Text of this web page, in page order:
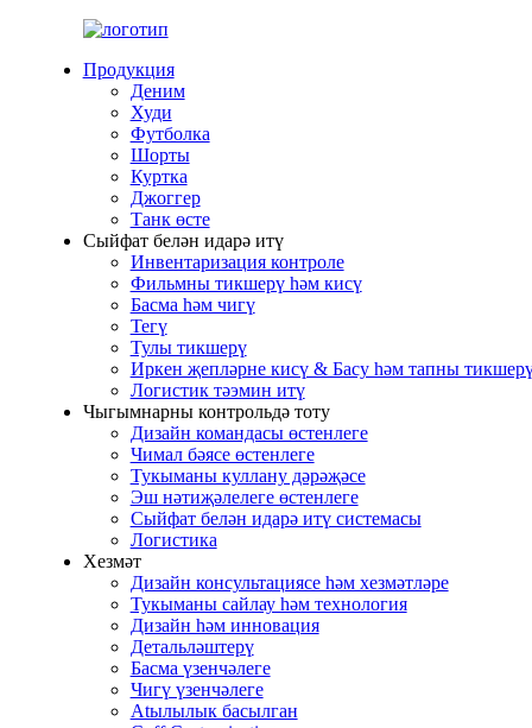
Продукция
Деним
Худи
Футболка
Шорты
Куртка
Джоггер
Танк өсте
Сыйфат белән идарә итү
Инвентаризация контроле
Фильмны тикшерү һәм кисү
Басма һәм чигү
Тегү
Тулы тикшерү
Иркен җепләрне кисү & Басу һәм тапны
Логистик тәэмин итү
Чыгымнарны контрольдә тоту
Дизайн командасы өстенлеге
Чимал бәясе өстенлеге
Тукыманы куллану дәрәҗәсе
Эш нәтиҗәлелеге өстенлеге
Сыйфат белән идарә итү системасы
Логистика
Хезмәт
Дизайн консультациясе һәм хезмәтләре
Тукыманы сайлау һәм технология
Дизайн һәм инновация
Детальләштерү
Басма үзенчәлеге
Чигү үзенчәлеге
Atылылык басылган